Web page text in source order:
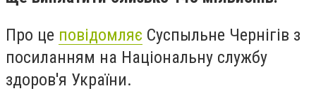
Про це повідомляє Суспыльне Чернігів з
посиланням на Національну службу
здоров'я України.